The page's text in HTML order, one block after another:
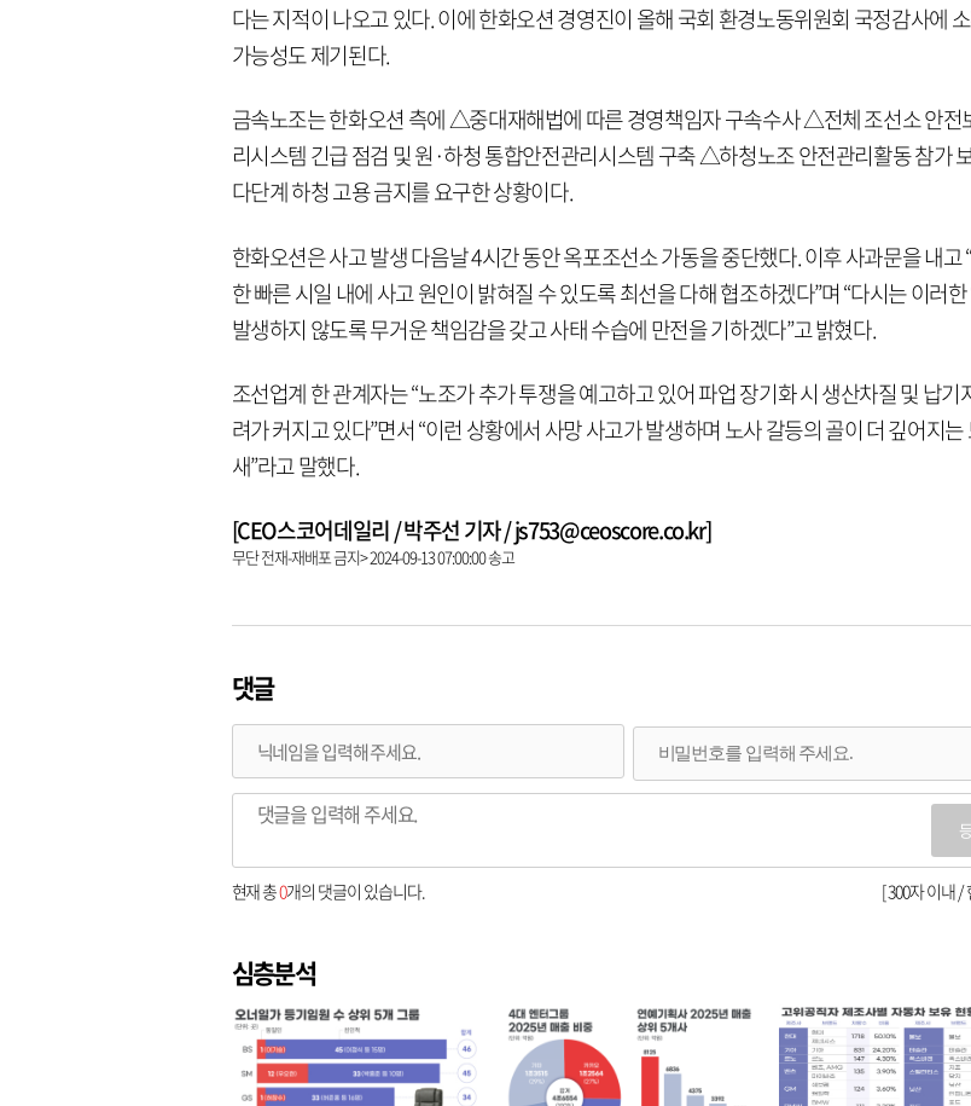
다는 지적이 나오고 있다. 이에 한화오션 경영진이 올해 국회 환경노동위원회 국정감사에
가능성도 제기된다.
금속노조는 한화오션 측에 △중대재해법에 따른 경영책임자 구속수사 △전체 조선소 안전
리시스템 긴급 점검 및 원·하청 통합안전관리시스템 구축 △하청노조 안전관리활동 참가
다단계 하청 고용 금지를 요구한 상황이다.
한화오션은 사고 발생 다음날 4시간 동안 옥포조선소 가동을 중단했다. 이후 사과문을 내고
한 빠른 시일 내에 사고 원인이 밝혀질 수 있도록 최선을 다해 협조하겠다”며 “다시는 이러
발생하지 않도록 무거운 책임감을 갖고 사태 수습에 만전을 기하겠다”고 밝혔다.
조선업계 한 관계자는 “노조가 추가 투쟁을 예고하고 있어 파업 장기화 시 생산차질 및 납기
려가 커지고 있다”면서 “이런 상황에서 사망 사고가 발생하며 노사 갈등의 골이 더 깊어지는
새”라고 말했다.
[CEO스코어데일리 / 박주선 기자 / js753@ceoscore.co.kr]
무단 전재-재배포 금지> 2024-09-13 07:00:00 송고
댓글
[ 300자 이내 /
현재 총0개의 댓글이 있습니다.
심층분석